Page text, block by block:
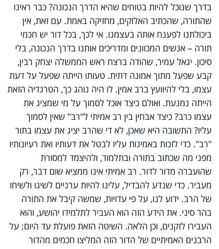
בדרך שנוכל להיות בטוחים שהיא הדרך הנכונה? כבר ראינו
שהתורה, שהכתיב האלוקים, מחזיקה באמת. עם זאת, אין
ביכולתנו לפענח אותה בעצמנו. אי לכך, בכל דור יש חכמי
תורה – אנשים המכוונים ומדריכים אותנו בדרך הנכונה, בלי
סיכון. יגאל עמיר, שהודה ברצח ראש הממשלה יצחק רבין,
קבע שפעל מתוך אמונה דתית. טעותו הייתה שפעל על דעת
עצמו, בלי להיוועץ ברב אמין. לו היה נוהג כך, הטרגדיה הזאת
הייתה נמנעת. ואולם כיצד אוכל לסמוך על מי שמציג את
עצמו כרב? כיצד אבחין בין רב אמיתי ל"רב" שאין לסמוך
עליו? התשובה היא שאכן, לא די שהרב יציג את עצמו בתור
"רב". כדי לזכות באמינות עליו לבטל את דעותיו ואת רעיונותיו
מפני מה שכתוב בתורה ובתלמוד, ולהיצמד למסורת
שהועברה מדור לדור. רב אמיתי אינו ממציא שום דבר, רק
מעביר. כדי שנדע להבדיל, עלינו להיות ערניים לשיגו ולשיחו
של הרב. ידוע לנו, על פי עדויות, שמשה קיבל את התורה
בהר סיני. את הידע הזה הוא העביר לתלמידו יהושע, והוא
העבירו לזקנים, וכן הלאה. השיטה הזאת פועלת עד היום; על
הרבנים האמיתיים של הדור הזה המליצו חכמים מהדור